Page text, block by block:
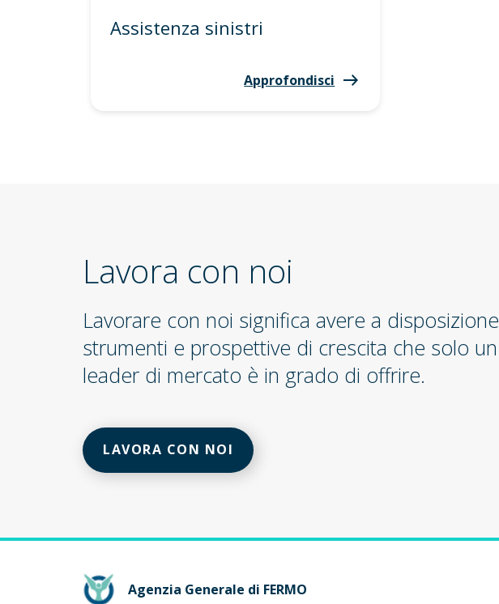
Assistenza sinistri
Approfondisci
Lavora con noi
Lavorare con noi significa avere a disposizione
strumenti e prospettive di crescita che solo un
leader di mercato è in grado di offrire.
LAVORA CON NOI
Agenzia Generale di FERMO